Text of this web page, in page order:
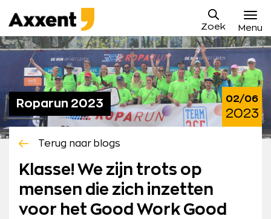
naar
content
Axxent
B.V.
Zoek Menu
Vacatures
Sollicitatieproces
Waarom Axxent
Blog
Contact
Mijn Axxent
Roparun 2023 02/06
2023
Terug naar blogs
Klasse! We zijn trots op
mensen die zich inzetten
voor het Good Work Good